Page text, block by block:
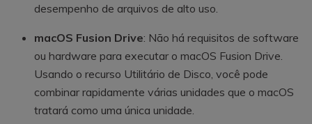
desempenho de arquivos de alto uso.
macOS Fusion Drive: Não há requisitos de software
ou hardware para executar o macOS Fusion Drive.
Usando o recurso Utilitário de Disco, você pode
combinar rapidamente várias unidades que o macOS
tratará como uma única unidade.